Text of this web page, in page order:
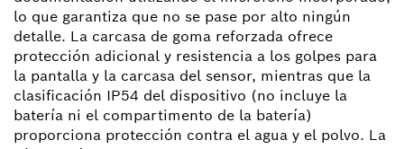
lo que garantiza que no se pase por alto ningún
detalle. La carcasa de goma reforzada ofrece
protección adicional y resistencia a los golpes para
la pantalla y la carcasa del sensor, mientras que la
clasificación IP54 del dispositivo (no incluye la
batería ni el compartimento de la batería)
proporciona protección contra el agua y el polvo. La